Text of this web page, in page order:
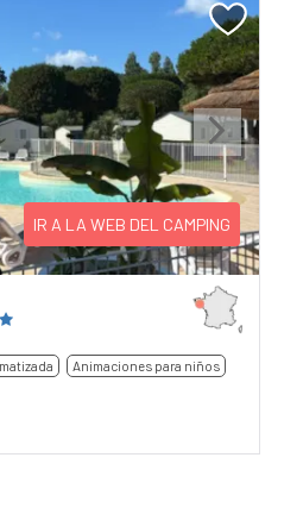
Next
IR A LA WEB DEL CAMPING
Animaciones para niños